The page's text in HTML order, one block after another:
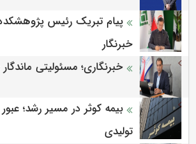
پیام تبریک رئیس
خبرنگار
خبرنگاری؛ مسئولیتی
تولیدی